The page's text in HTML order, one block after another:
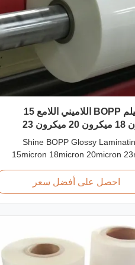
يلمع فيلم BOPP اللاميني اللامع 15
ميكرون 18 ميكرون 20 ميكرون 23
Shine BOPP Glossy
15micron 18micron 20micron
Thickness 15micron to
BOPP Thermal Lamination
gloss laminate rolls
احصل على أفضل سعر